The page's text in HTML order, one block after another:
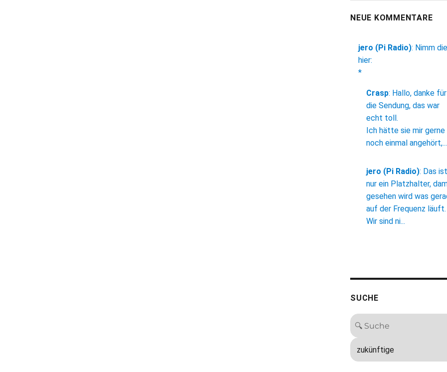
NEUE KOMMENTARE
jero (Pi Radio): Nimm die
hier:
*
Crasp: Hallo, danke für
die Sendung, das war
echt toll.
Ich hätte sie mir gerne
noch einmal angehört,...
jero (Pi Radio): Das ist
nur ein Platzhalter,
gesehen wird was
auf der Frequenz läuft.
Wir sind ni...
SUCHE